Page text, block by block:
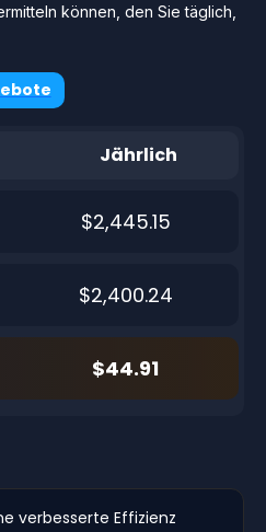
können, den Sie täglich,
Jährlich
$2,445.15
$2,400.24
$44.91
verbesserte Effizienz